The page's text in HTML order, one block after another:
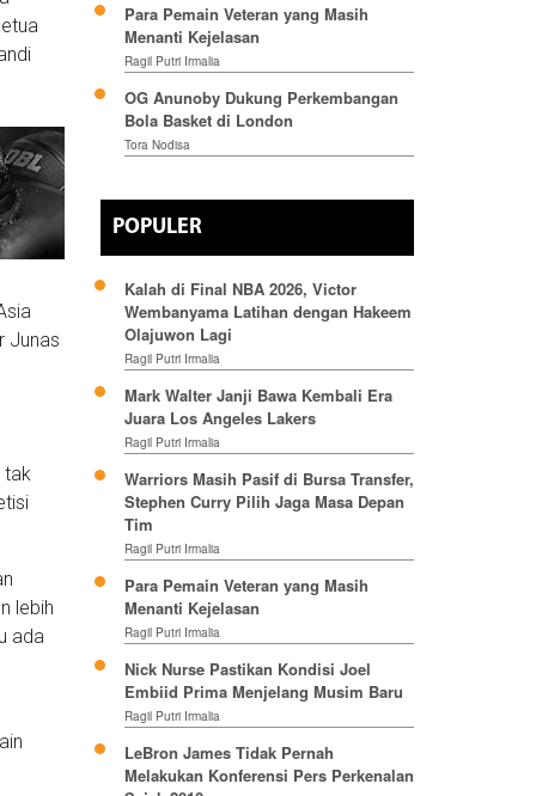
Junas
tak
lebih
ada
Para Pemain Veteran yang Masih
Menanti Kejelasan
Ragil Putri Irmalia
OG Anunoby Dukung Perkembangan
Bola Basket di London
Tora Nodisa
POPULER
Kalah di Final NBA 2026, Victor
Wembanyama Latihan dengan Hakeem
Olajuwon Lagi
Ragil Putri Irmalia
Mark Walter Janji Bawa Kembali Era
Juara Los Angeles Lakers
Ragil Putri Irmalia
Warriors Masih Pasif di Bursa Transfer,
Stephen Curry Pilih Jaga Masa Depan
Tim
Ragil Putri Irmalia
Para Pemain Veteran yang Masih
Menanti Kejelasan
Ragil Putri Irmalia
Nick Nurse Pastikan Kondisi Joel
Embiid Prima Menjelang Musim Baru
Ragil Putri Irmalia
LeBron James Tidak Pernah
Melakukan Konferensi Pers Perkenalan